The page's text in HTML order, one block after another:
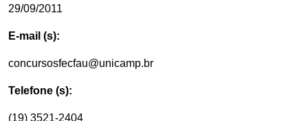
29/09/2011
E-mail (s):
concursosfecfau@unicamp.br
Telefone (s):
(19) 3521-2404